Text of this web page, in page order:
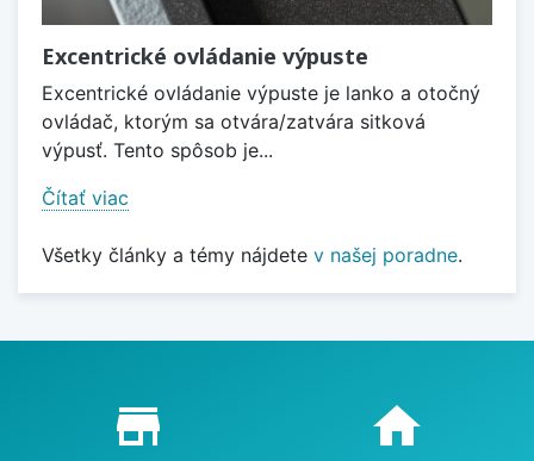
Excentrické ovládanie výpuste
Excentrické ovládanie výpuste je lanko a otočný
ovládač, ktorým sa otvára/zatvára sitková
výpusť. Tento spôsob je...
Čítať viac
Všetky články a témy nájdete v našej poradne.
Proč nakupovat u nás?
store_mall_directory home